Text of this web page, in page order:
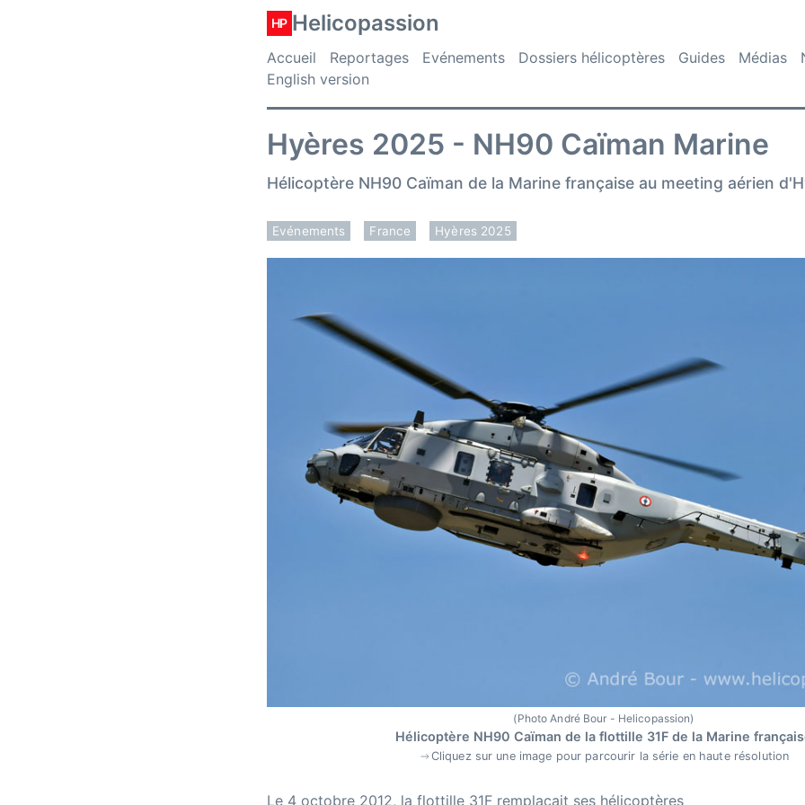
HP Helicopassion
Accueil Reportages Evénements Dossiers hélicoptères Guides Médias
English version
Hyères 2025 - NH90 Caïman Marine
Hélicoptère NH90 Caïman de la Marine française au meeting aérien
Evénements France Hyères 2025
(Photo André Bour - Helicopassion)
Hélicoptère NH90 Caïman de la flottille 31F de la Marine
Cliquez sur une image pour parcourir la série en haute résolution
Le 4 octobre 2012, la flottille 31F remplaçait ses hélicoptères